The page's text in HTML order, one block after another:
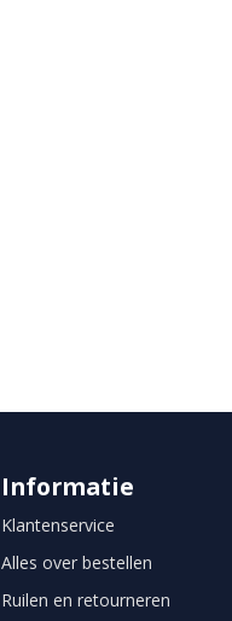
Informatie
Klantenservice
Alles over bestellen
Ruilen en retourneren